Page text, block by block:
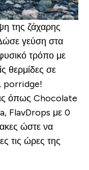
της ζάχαρης
γεύση στα
τρόπο με
θερμίδες σε
porridge!
όπως Chocolate
FlavDrops με 0
ώστε να
τις ώρες της